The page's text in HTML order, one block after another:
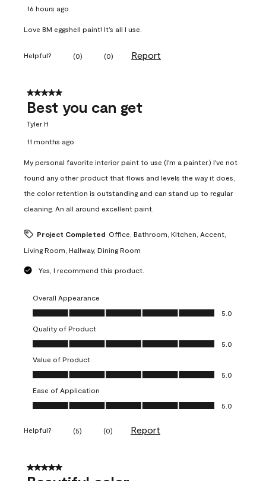
16 hours ago
Love BM eggshell paint! It’s all I use.
Helpful? (0) (0) Report
5 out of 5 stars.
Best you can get
Tyler H
11 months ago
My personal favorite interior paint to use (I'm a painter.) I've not
found any other product that flows and levels the way it does,
the color retention is outstanding and can stand up to regular
cleaning. An all around excellent paint.
Project Completed Office, Bathroom, Kitchen, Accent,
Living Room, Hallway, Dining Room
Yes, I recommend this product.
Overall Appearance
Overall Appearance, 5.0 out of 5
5.0
Quality of Product
Quality of Product, 5.0 out of 5
5.0
Value of Product
Value of Product, 5.0 out of 5
5.0
Ease of Application
Ease of Application, 5.0 out of 5
5.0
Helpful? (5) (0) Report
5 out of 5 stars.